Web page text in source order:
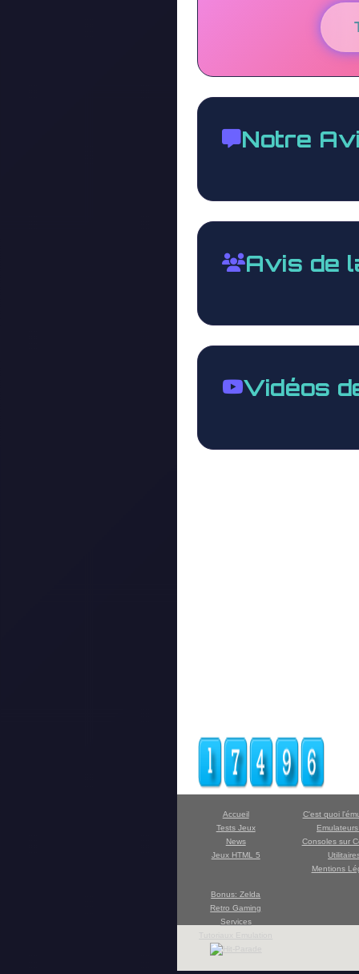
Notre
Avis de
Vidéos
Accueil
Tests Jeux
News
Jeux HTML 5
C'est quoi
Consoles sur
Mentions
Bonus: Zelda
Retro Gaming
Services